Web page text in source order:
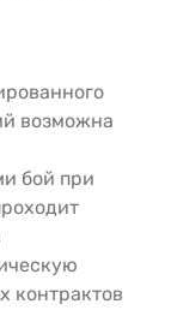
возможна
бой при
контрактов